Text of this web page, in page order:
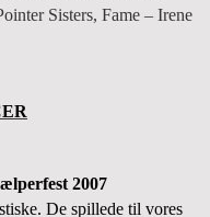
Sisters, Fame – Irene
2007
De spillede til vores